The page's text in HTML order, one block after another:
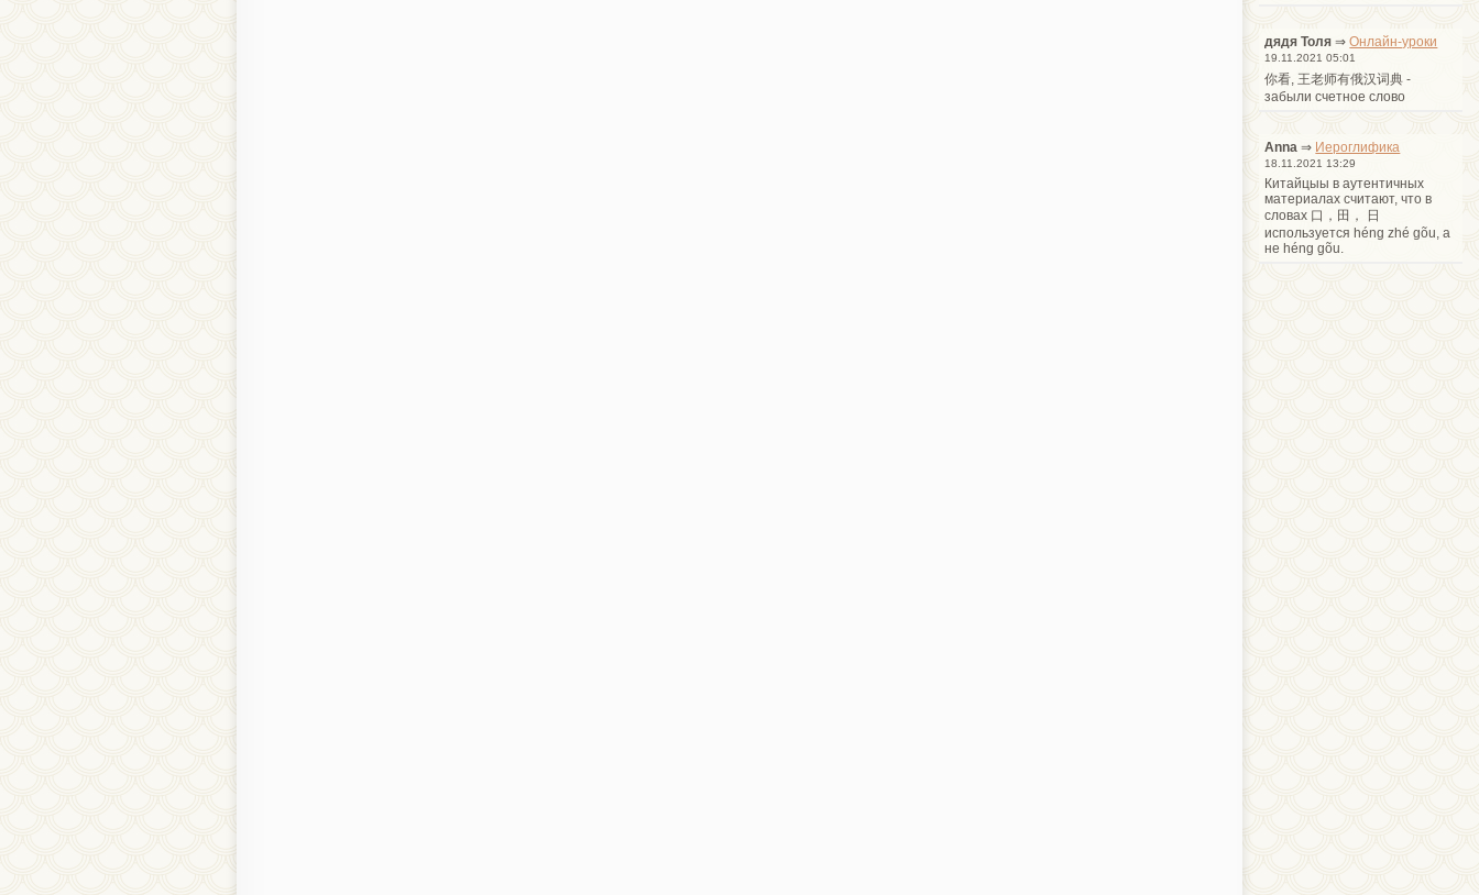
дядя Толя ⇒Онлайн-уроки
19.11.2021 05:01
你看, 王老师有俄汉词典 -
забыли счетное слово
Anna ⇒ Иероглифика
18.11.2021 13:29
Китайцыы в аутентичных
материалах считают, что в
словах 口，田， 日
используется héng zhé gõu, а
не héng gõu.